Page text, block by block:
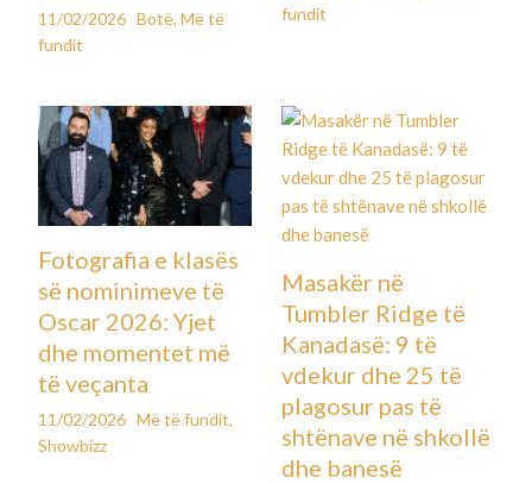
11/02/2026 Botë,Më të
fundit
fundit
Fotografia e klasës
së nominimeve të
Oscar 2026: Yjet
dhe momentet më
të veçanta
11/02/2026 Më të fundit,
Showbizz
Masakër në
Tumbler Ridge të
Kanadasë: 9 të
vdekur dhe 25 të
plagosur pas të
shtënave në shkollë
dhe banesë